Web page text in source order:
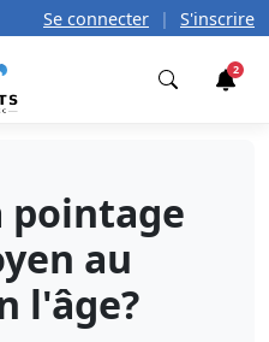
Se connecter | S'inscrire
2
pointage
au
l'âge?